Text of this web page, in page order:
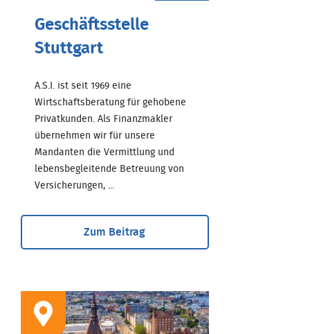
Geschäftsstelle
Stuttgart
A.S.I. ist seit 1969 eine
Wirtschaftsberatung für gehobene
Privatkunden. Als Finanzmakler
übernehmen wir für unsere
Mandanten die Vermittlung und
lebensbegleitende Betreuung von
Versicherungen, ...
Zum Beitrag